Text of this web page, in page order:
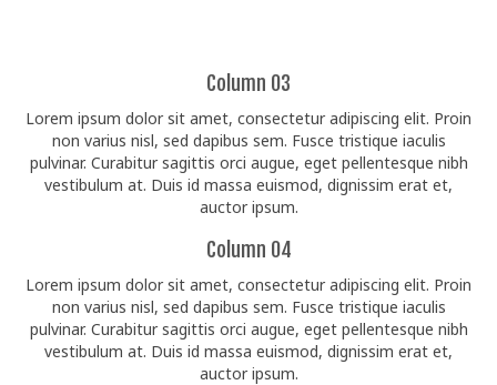
Column 03
Lorem ipsum dolor sit amet, consectetur adipiscing elit. Proin
non varius nisl, sed dapibus sem. Fusce tristique iaculis
pulvinar. Curabitur sagittis orci augue, eget pellentesque nibh
vestibulum at. Duis id massa euismod, dignissim erat et,
auctor ipsum.
Column 04
Lorem ipsum dolor sit amet, consectetur adipiscing elit. Proin
non varius nisl, sed dapibus sem. Fusce tristique iaculis
pulvinar. Curabitur sagittis orci augue, eget pellentesque nibh
vestibulum at. Duis id massa euismod, dignissim erat et,
auctor ipsum.